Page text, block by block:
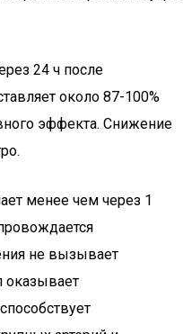
24 ч после
около 87-100%
эффекта. Снижение
менее чем через 1
не вызывает
оказывает